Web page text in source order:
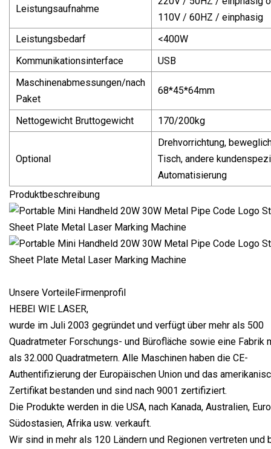
Leistungsaufnahme
110V / 60HZ / einphasig
Leistungsbedarf
<400W
Kommunikationsinterface
USB
Maschinenabmessungen/nach
Paket
68*45*64mm
Nettogewicht Bruttogewicht 170/200kg
Optional
Drehvorrichtung,
Tisch, andere
Automatisierung
Produktbeschreibung
Unsere VorteileFirmenprofil
HEBEI WIE LASER,
wurde im Juli 2003 gegründet und verfügt über mehr als 500
Quadratmeter Forschungs- und Bürofläche sowie eine Fabrik
als 32.000 Quadratmetern. Alle Maschinen haben die CE-
Authentifizierung der Europäischen Union und das
Zertifikat bestanden und sind nach 9001 zertifiziert.
Die Produkte werden in die USA, nach Kanada, Australien,
Südostasien, Afrika usw. verkauft.
Wir sind in mehr als 120 Ländern und Regionen vertreten und